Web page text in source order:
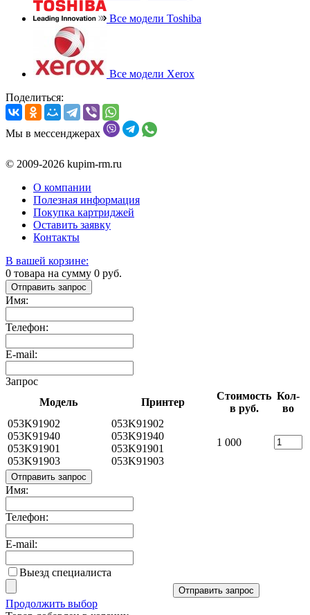
Все модели Toshiba
Все модели Xerox
Поделиться:
Мы в мессенджерах
© 2009-2026 kupim-rm.ru
О компании
Полезная информация
Покупка картриджей
Оставить заявку
Контакты
В вашей корзине:
0 товара на сумму 0 руб.
Отправить запрос
Имя:
Телефон:
E-mail:
Запрос
Модель
Принтер
Стоимость
в руб.
Кол-
во
053K91902
053K91940
053K91901
053K91903
053K91902
053K91940
053K91901
053K91903
1 000
Отправить запрос
Имя:
Телефон:
E-mail:
Выезд специалиста
Отправить запрос
Продолжить выбор